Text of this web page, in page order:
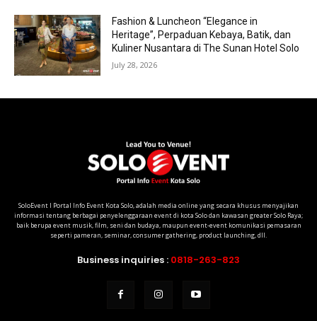
Fashion & Luncheon “Elegance in
Heritage”, Perpaduan Kebaya, Batik, dan
Kuliner Nusantara di The Sunan Hotel Solo
July 28, 2026
SoloEvent I Portal Info Event Kota Solo, adalah media online yang secara khusus menyajikan
informasi tentang berbagai penyelenggaraan event di kota Solo dan kawasan greater Solo Raya;
baik berupa event musik, film, seni dan budaya, maupun event-event komunikasi pemasaran
seperti pameran, seminar, consumer gathering, product launching, dll.
Business inquiries : 0818-263-823